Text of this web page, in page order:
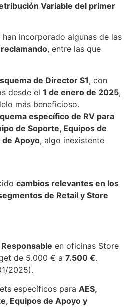
Variable del primer
incorporado algunas de las
, entre las que
de Director S1, con
desde el 1 de enero de 2025,
más beneficioso.
específico de RV para
de Soporte, Equipos de
de Apoyo, algo inexistente
cambios relevantes en los
de Retail y Store
Responsable en oficinas Store
de 5.000 € a 7.500 €.
2025).
específicos para AES,
Equipos de Apoyo y